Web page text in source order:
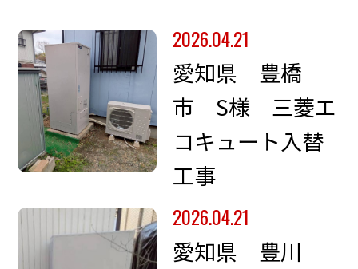
2026.04.21
愛知県 豊橋
市 S様 三菱エ
コキュート入替
工事
2026.04.21
愛知県 豊川